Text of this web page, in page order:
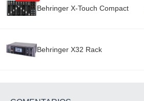
Behringer X-Touch Compact
Behringer X32 Rack